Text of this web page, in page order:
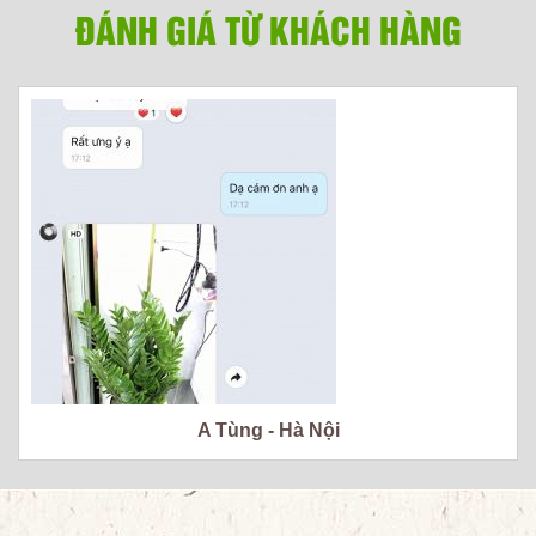
ĐÁNH GIÁ TỪ KHÁCH HÀNG
A Tùng - Hà Nội